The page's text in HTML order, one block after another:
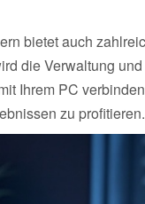
bietet auch
die Verwaltung
Ihrem PC
zu profitieren.